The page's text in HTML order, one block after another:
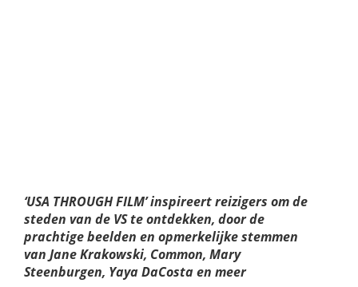
‘USA THROUGH FILM’ inspireert reizigers om de
steden van de VS te ontdekken, door de
prachtige beelden en opmerkelijke stemmen
van Jane Krakowski, Common, Mary
Steenburgen, Yaya DaCosta en meer